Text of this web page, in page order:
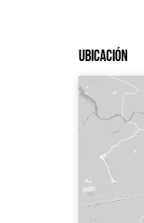
Ubicación